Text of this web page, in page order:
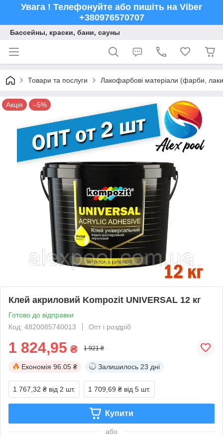
Увага ! Телефонуйте або пишіть на Viber
+380976570707
Бассейны, краски, бани, сауны
Товари та послуги Лакофарбові матеріали (фарби,
Акція –5%
Клей акриловий Kompozit UNIVERSAL 12 кг
Готово до відправки
Код: 4820085740013
Опт і роздріб
1 824,95 ₴ 1 921 ₴
Економія 96.05 ₴ Залишилось 23 дні
1 767,32 ₴ від 2 шт. 1 709,69 ₴ від 5 шт.
Купити
або